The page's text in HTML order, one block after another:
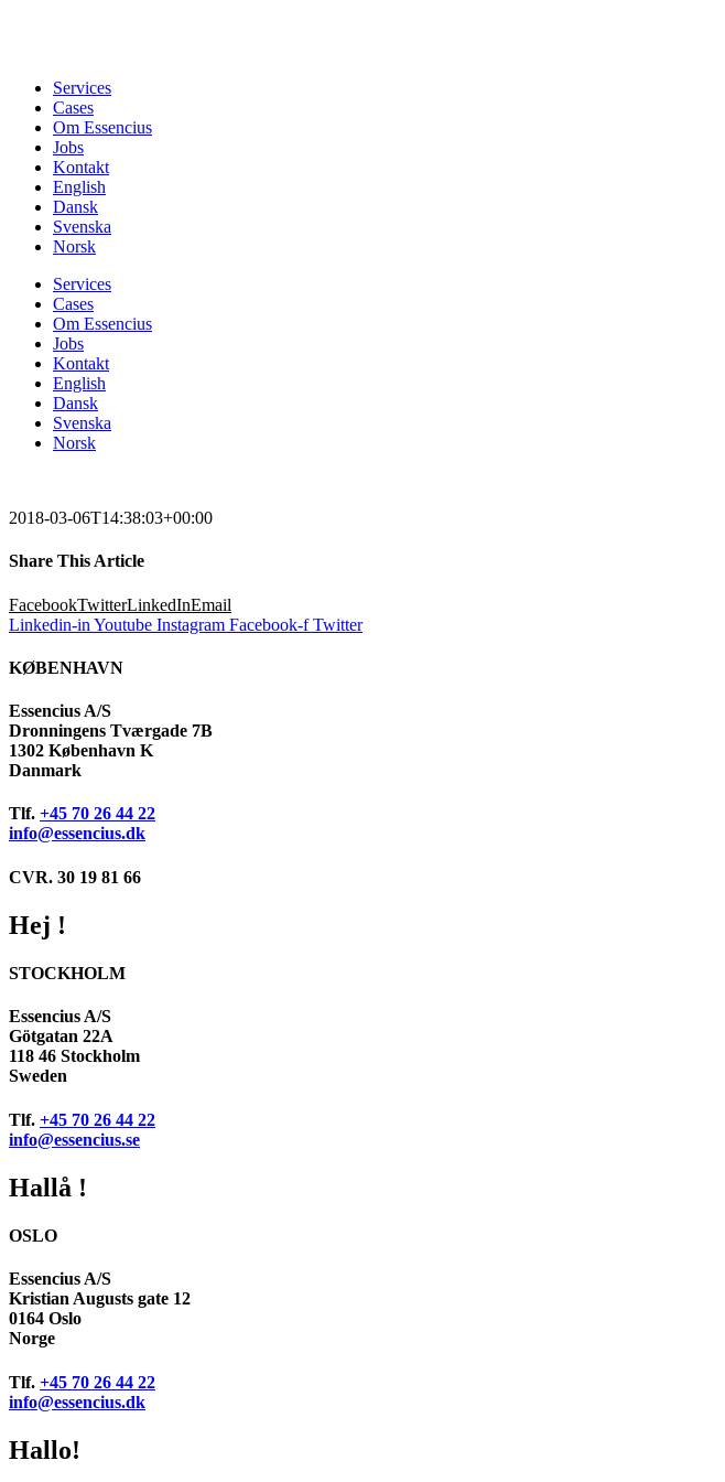
Services
Cases
Om Essencius
Jobs
Kontakt
English
Dansk
Svenska
Norsk
Services
Cases
Om Essencius
Jobs
Kontakt
English
Dansk
Svenska
Norsk
2018-03-06T14:38:03+00:00
Share This Article
FacebookTwitterLinkedInEmail
Linkedin-in Youtube Instagram Facebook-f Twitter
KØBENHAVN
Essencius A/S
Dronningens Tværgade 7B
1302 København K
Danmark
Tlf. +45 70 26 44 22
info@essencius.dk
CVR. 30 19 81 66
Hej !
STOCKHOLM
Essencius A/S
Götgatan 22A
118 46 Stockholm
Sweden
Tlf. +45 70 26 44 22
info@essencius.se
Hallå !
OSLO
Essencius A/S
Kristian Augusts gate 12
0164 Oslo
Norge
Tlf. +45 70 26 44 22
info@essencius.dk
Hallo!